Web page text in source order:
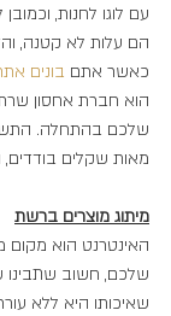
עם לוגו לחנות,
הם עלות לא קטנה,
כאשר אתם בונים
הוא חברת אחסון
שלכם בהתחלה.
מאות שקלים בודדים,
מיתוג מוצרים ברשת
האינטרנט הוא
שלכם, חשוב שתבינו
שאיכותו היא ללא